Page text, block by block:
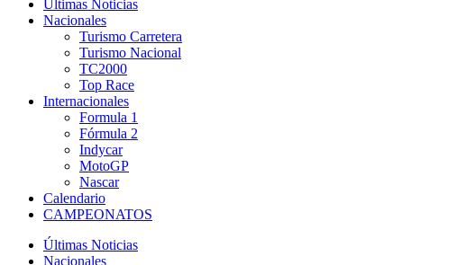
Últimas Noticias
Nacionales
Turismo Carretera
Turismo Nacional
TC2000
Top Race
Internacionales
Formula 1
Fórmula 2
Indycar
MotoGP
Nascar
Calendario
CAMPEONATOS
Últimas Noticias
Nacionales